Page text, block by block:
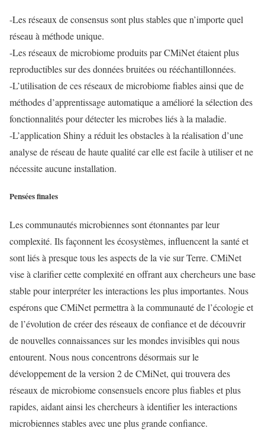
-Les réseaux de consensus sont plus stables que n’importe quel
réseau à méthode unique.
-Les réseaux de microbiome produits par CMiNet étaient plus
reproductibles sur des données bruitées ou rééchantillonnées.
-L’utilisation de ces réseaux de microbiome fiables ainsi que de
méthodes d’apprentissage automatique a amélioré la sélection des
fonctionnalités pour détecter les microbes liés à la maladie.
-L’application Shiny a réduit les obstacles à la réalisation d’une
analyse de réseau de haute qualité car elle est facile à utiliser et ne
nécessite aucune installation.
Pensées finales
Les communautés microbiennes sont étonnantes par leur
complexité. Ils façonnent les écosystèmes, influencent la santé et
sont liés à presque tous les aspects de la vie sur Terre. CMiNet
vise à clarifier cette complexité en offrant aux chercheurs une base
stable pour interpréter les interactions les plus importantes. Nous
espérons que CMiNet permettra à la communauté de l’écologie et
de l’évolution de créer des réseaux de confiance et de découvrir
de nouvelles connaissances sur les mondes invisibles qui nous
entourent. Nous nous concentrons désormais sur le
développement de la version 2 de CMiNet, qui trouvera des
réseaux de microbiome consensuels encore plus fiables et plus
rapides, aidant ainsi les chercheurs à identifier les interactions
microbiennes stables avec une plus grande confiance.